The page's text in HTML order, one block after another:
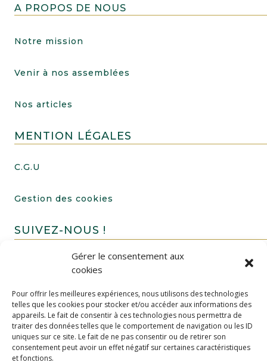
Gérer le consentement aux
cookies
Pour offrir les meilleures expériences, nous utilisons des technologies
telles que les cookies pour stocker et/ou accéder aux informations des
appareils. Le fait de consentir à ces technologies nous permettra de
traiter des données telles que le comportement de navigation ou les ID
uniques sur ce site. Le fait de ne pas consentir ou de retirer son
consentement peut avoir un effet négatif sur certaines caractéristiques
et fonctions.
A PROPOS DE NOUS
Notre mission
Venir à nos assemblées
Nos articles
MENTION LÉGALES
C.G.U
Gestion des cookies
SUIVEZ-NOUS !
FAIRE UN DON